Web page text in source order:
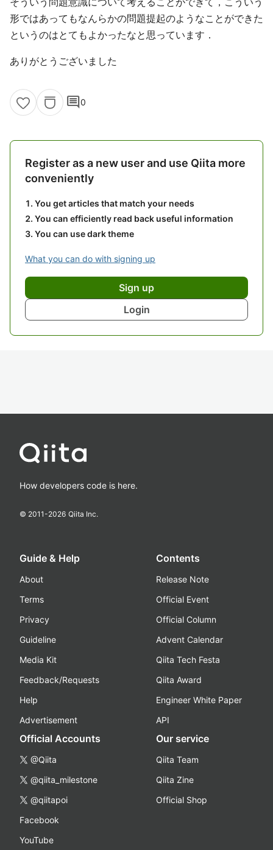
形ではあってもなんらかの問題提起のようなことができた
というのはとてもよかったなと思っています．
ありがとうございました
comment0
Register as a new user and use Qiita more
conveniently
You get articles that match your needs
You can efficiently read back useful information
You can use dark theme
What you can do with signing up
Sign up
Login
How developers code is here.
© 2011-2026 Qiita Inc.
Guide & Help
About
Terms
Privacy
Guideline
Media Kit
Feedback/Requests
Help
Advertisement
Contents
Release Note
Official Event
Official Column
Advent Calendar
Qiita Tech Festa
Qiita Award
Engineer White Paper
API
Official Accounts
@Qiita
@qiita_milestone
@qiitapoi
Facebook
YouTube
Our service
Qiita Team
Qiita Zine
Official Shop